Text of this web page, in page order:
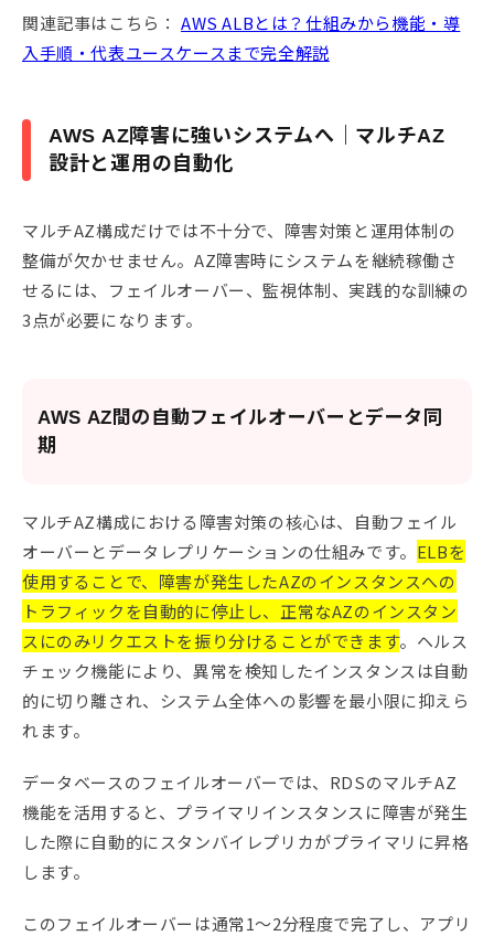
関連記事はこちら：AWS ALBとは？仕組みから機能・導
入手順・代表ユースケースまで完全解説
AWS AZ障害に強いシステムへ｜マルチAZ
設計と運用の自動化
マルチAZ構成だけでは不十分で、障害対策と運用体制の
整備が欠かせません。AZ障害時にシステムを継続稼働さ
せるには、フェイルオーバー、監視体制、実践的な訓練の
3点が必要になります。
AWS AZ間の自動フェイルオーバーとデータ同
期
マルチAZ構成における障害対策の核心は、自動フェイル
オーバーとデータレプリケーションの仕組みです。 ELBを
使用することで、障害が発生したAZのインスタンスへの
トラフィックを自動的に停止し、正常なAZのインスタン
スにのみリクエストを振り分けることができます。ヘルス
チェック機能により、異常を検知したインスタンスは自動
的に切り離され、システム全体への影響を最小限に抑えら
れます。
データベースのフェイルオーバーでは、RDSのマルチAZ
機能を活用すると、プライマリインスタンスに障害が発生
した際に自動的にスタンバイレプリカがプライマリに昇格
します。
このフェイルオーバーは通常1〜2分程度で完了し、アプリ